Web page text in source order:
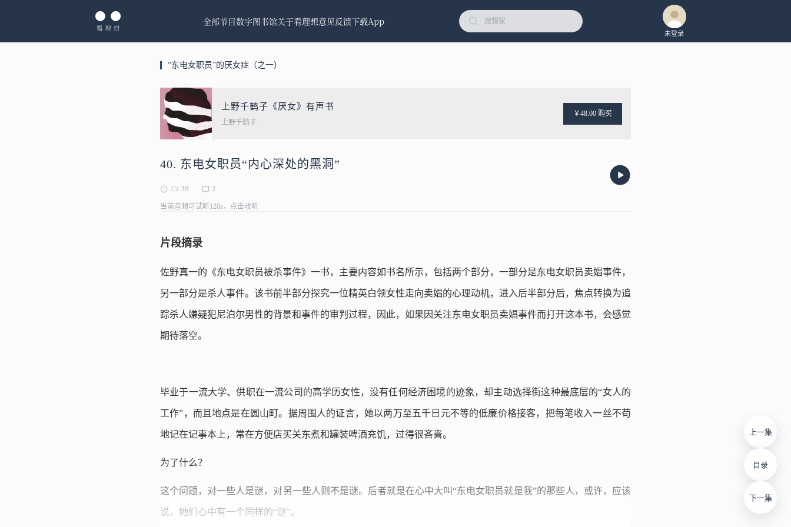
全部节目数字图书馆关于看理想意见反馈下载App
未登录
“东电女职员”的厌女症（之一）
上野千鹤子《厌女》有声书
上野千鹤子
￥48.00 购买
40. 东电女职员“内心深处的黑洞”
15:38 2
当前音频可试听120s，点击收听
上一集
目录
下一集
片段摘录
佐野真一的《东电女职员被杀事件》一书，主要内容如书名所示，包括两个部分，一部分是东电女职员卖娼事件，
另一部分是杀人事件。该书前半部分探究一位精英白领女性走向卖娼的心理动机，进入后半部分后，焦点转换为追
踪杀人嫌疑犯尼泊尔男性的背景和事件的审判过程，因此，如果因关注东电女职员卖娼事件而打开这本书，会感觉
期待落空。
毕业于一流大学、供职在一流公司的高学历女性，没有任何经济困境的迹象，却主动选择街这种最底层的“女人的
工作”，而且地点是在圆山町。据周围人的证言，她以两万至五千日元不等的低廉价格接客，把每笔收入一丝不苟
地记在记事本上，常在方便店买关东煮和罐装啤酒充饥，过得很吝啬。
为了什么？
这个问题，对一些人是谜，对另一些人则不是谜。后者就是在心中大叫“东电女职员就是我”的那些人，或许，应该
说，她们心中有一个同样的“谜”。